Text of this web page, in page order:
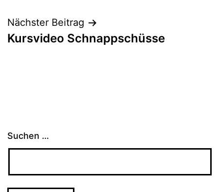
Nächster Beitrag
Kursvideo Schnappschüsse
Suchen …